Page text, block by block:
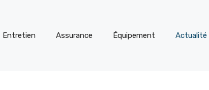
Entretien Assurance Équipement Actualité